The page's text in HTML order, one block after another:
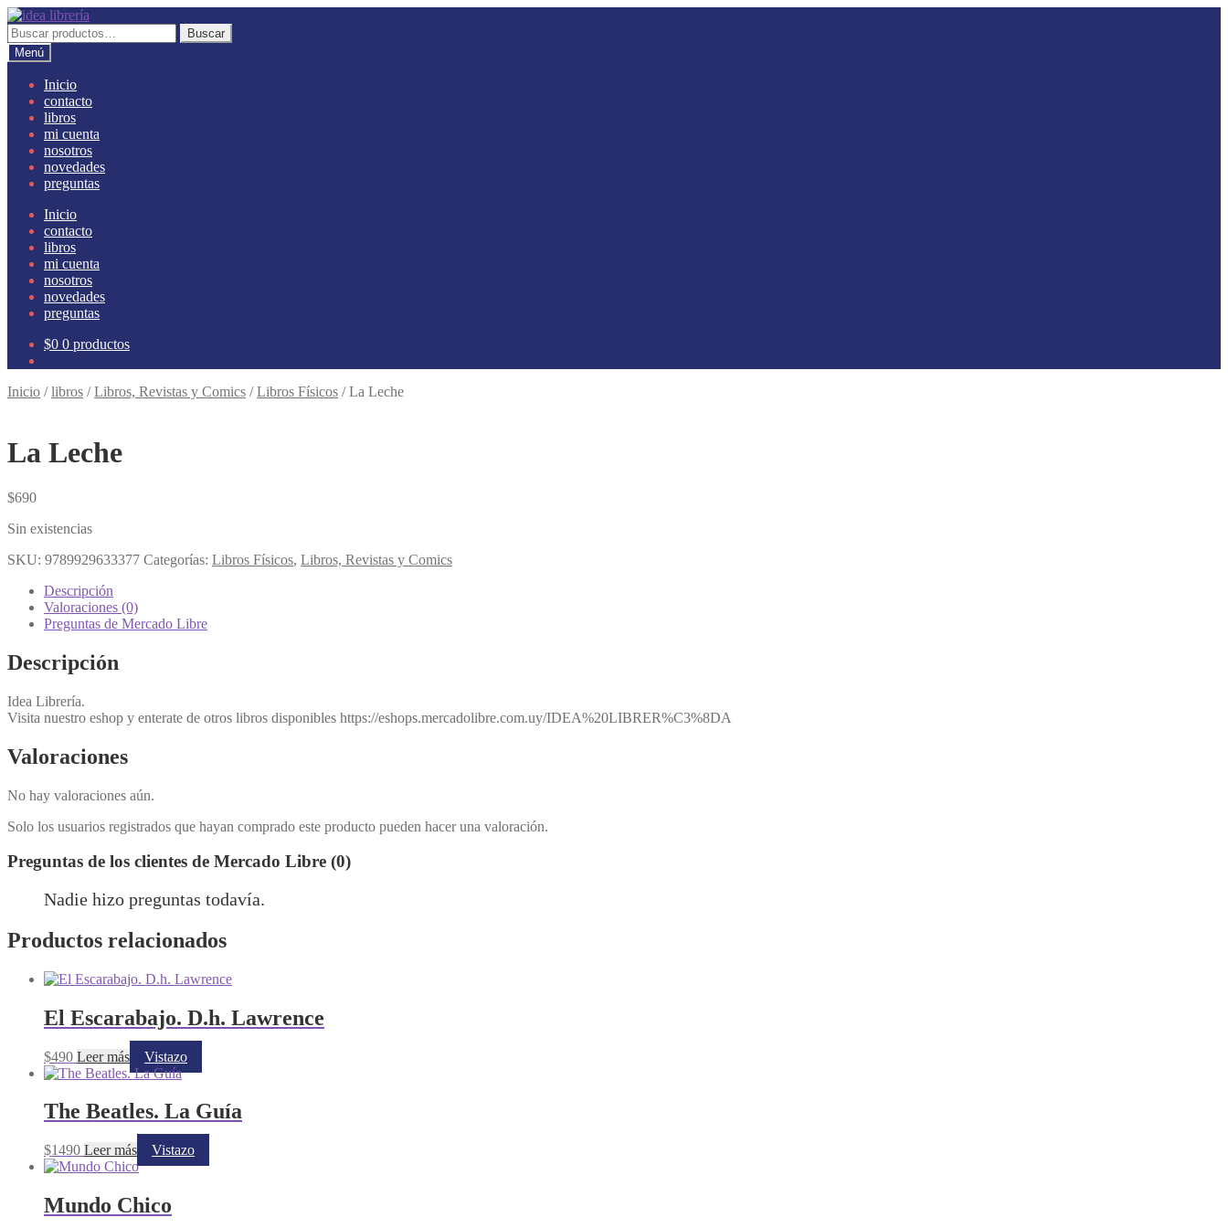
Ir
a
la
navegación
Ir
al
contenido
Buscar
por:
Buscar
Menú
Inicio
contacto
libros
mi cuenta
nosotros
novedades
preguntas
Inicio
contacto
libros
mi cuenta
nosotros
novedades
preguntas
$0 0 productos
Inicio /libros /Libros, Revistas y Comics /Libros Físicos /La Leche
La Leche
$690
Sin existencias
SKU: 9789929633377 Categorías: Libros Físicos, Libros, Revistas y Comics
Descripción
Valoraciones (0)
Preguntas de Mercado Libre
Descripción
Idea Librería.
Visita nuestro eshop y enterate de otros libros disponibles https://eshops.mercadolibre.com.uy/IDEA%20LIBRER%C3%8DA
Valoraciones
No hay valoraciones aún.
Solo los usuarios registrados que hayan comprado este producto pueden hacer una valoración.
Preguntas de los clientes de Mercado Libre (0)
Nadie hizo preguntas todavía.
Productos relacionados
El Escarabajo. D.h. Lawrence
$490 Leer más Vistazo
The Beatles. La Guía
$1490 Leer más Vistazo
Mundo Chico